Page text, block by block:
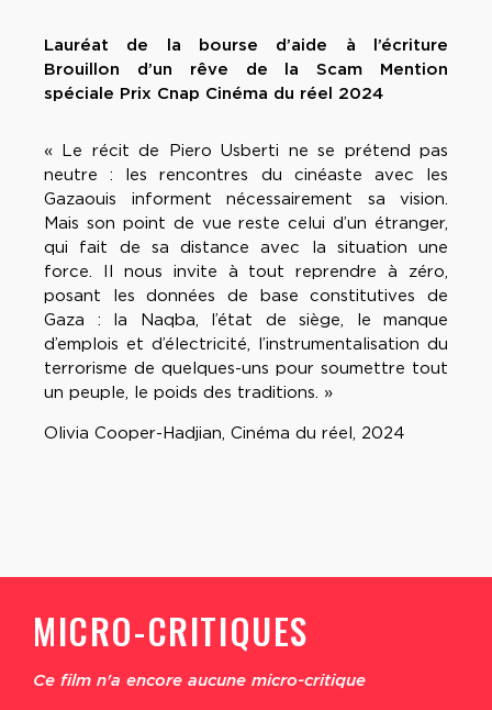
Lauréat de la bourse d’aide à l’écriture
Brouillon d’un rêve de la Scam Mention
spéciale Prix Cnap Cinéma du réel 2024
« Le récit de Piero Usberti ne se prétend pas
neutre : les rencontres du cinéaste avec les
Gazaouis informent nécessairement sa vision.
Mais son point de vue reste celui d’un étranger,
qui fait de sa distance avec la situation une
force. Il nous invite à tout reprendre à zéro,
posant les données de base constitutives de
Gaza : la Naqba, l’état de siège, le manque
d’emplois et d’électricité, l’instrumentalisation du
terrorisme de quelques-uns pour soumettre tout
un peuple, le poids des traditions. »
Olivia Cooper-Hadjian, Cinéma du réel, 2024
MICRO-CRITIQUES
Ce film n'a encore aucune micro-critique